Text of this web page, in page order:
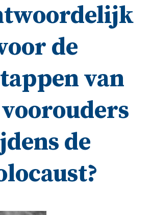
de
van
de
Agenda
Kinderwerk
Jongerenwerk
Het Studiehuis (cursus)
Over ons
DE EN NL RU